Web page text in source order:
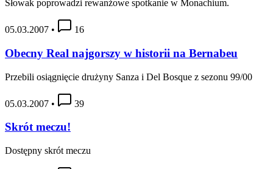
Słowak poprowadzi rewanżowe spotkanie w Monachium.
05.03.2007 • 16
Obecny Real najgorszy w historii na Bernabeu
Przebili osiągnięcie drużyny Sanza i Del Bosque z sezonu 99/00
05.03.2007 • 39
Skrót meczu!
Dostępny skrót meczu